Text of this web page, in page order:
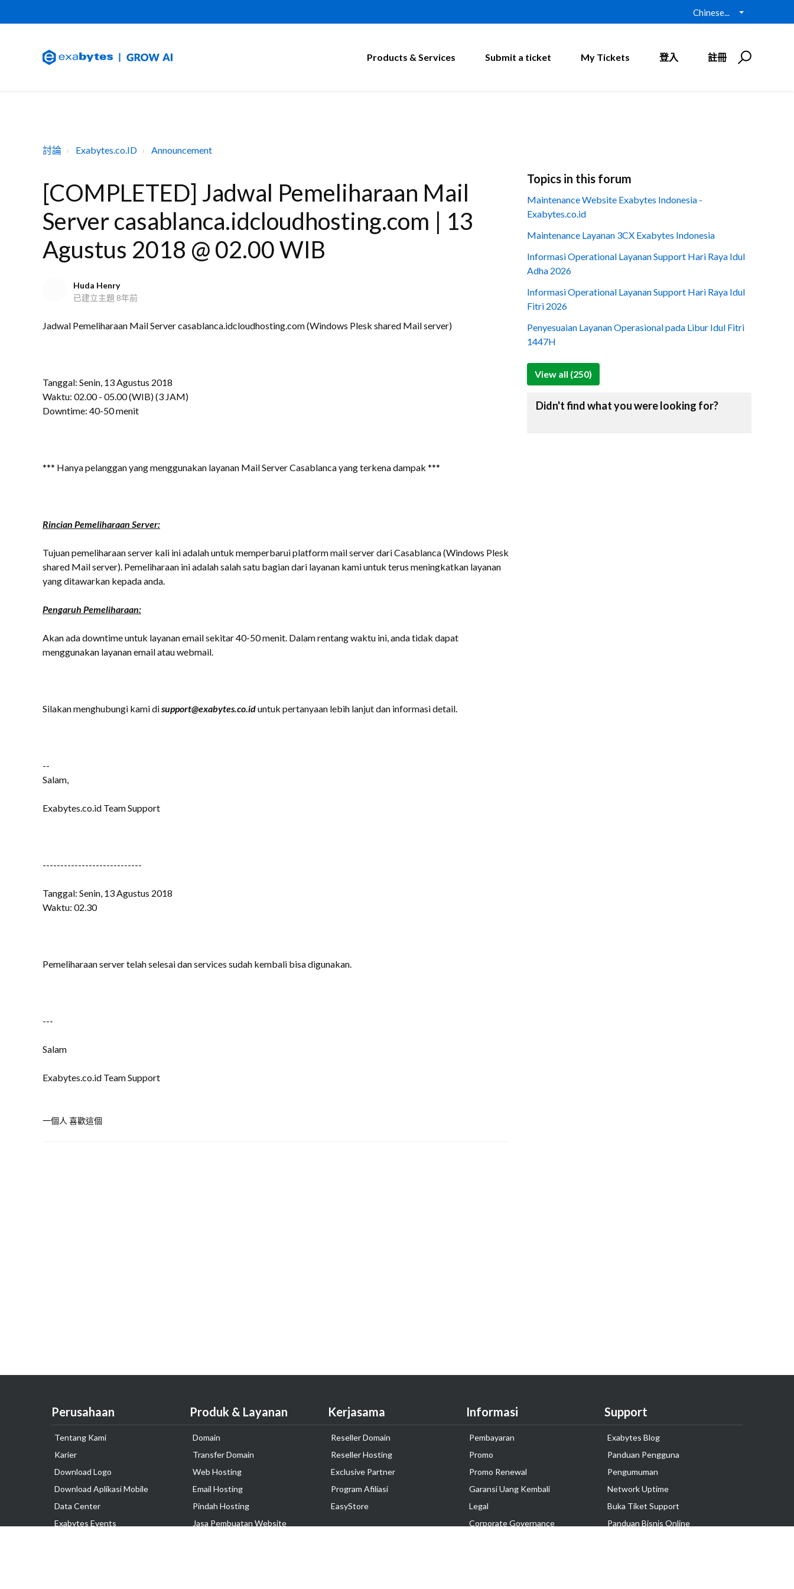
Chinese...
Products & Services Submit a ticket My Tickets 登入 註冊
討論 Exabytes.co.ID Announcement
[COMPLETED] Jadwal Pemeliharaan Mail
Server casablanca.idcloudhosting.com | 13
Agustus 2018 @ 02.00 WIB
Huda Henry
已建立主題 8年前
Jadwal Pemeliharaan Mail Server casablanca.idcloudhosting.com (Windows Plesk shared Mail server)
Tanggal: Senin, 13 Agustus 2018
Waktu: 02.00 - 05.00 (WIB) (3 JAM)
Downtime: 40-50 menit
*** Hanya pelanggan yang menggunakan layanan Mail Server Casablanca yang terkena dampak ***
Rincian Pemeliharaan Server:
Tujuan pemeliharaan server kali ini adalah untuk memperbarui platform mail server dari Casablanca (Windows Plesk
shared Mail server). Pemeliharaan ini adalah salah satu bagian dari layanan kami untuk terus meningkatkan layanan
yang ditawarkan kepada anda.
Pengaruh Pemeliharaan:
Akan ada downtime untuk layanan email sekitar 40-50 menit. Dalam rentang waktu ini, anda tidak dapat
menggunakan layanan email atau webmail.
Silakan menghubungi kami disupport@exabytes.co.iduntuk pertanyaan lebih lanjut dan informasi detail.
--
Salam,
Exabytes.co.id Team Support
----------------------------
Tanggal: Senin, 13 Agustus 2018
Waktu: 02.30
Pemeliharaan server telah selesai dan services sudah kembali bisa digunakan.
---
Salam
Exabytes.co.id Team Support
一個人 喜歡這個
Topics in this forum
Maintenance Website Exabytes Indonesia -
Exabytes.co.id
Maintenance Layanan 3CX Exabytes Indonesia
Informasi Operational Layanan Support Hari Raya Idul
Adha 2026
Informasi Operational Layanan Support Hari Raya Idul
Fitri 2026
Penyesuaian Layanan Operasional pada Libur Idul Fitri
1447H
View all (250)
Didn't find what you were looking for?
Perusahaan
Tentang Kami
Karier
Download Logo
Download Aplikasi Mobile
Data Center
Exabytes Events
Produk & Layanan
Domain
Transfer Domain
Web Hosting
Email Hosting
Pindah Hosting
Jasa Pembuatan Website
Kerjasama
Reseller Domain
Reseller Hosting
Exclusive Partner
Program Afiliasi
EasyStore
Informasi
Pembayaran
Promo
Promo Renewal
Garansi Uang Kembali
Legal
Corporate Governance
Support
Exabytes Blog
Panduan Pengguna
Pengumuman
Network Uptime
Buka Tiket Support
Panduan Bisnis Online